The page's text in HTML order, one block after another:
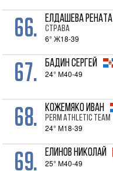
66. ЕЛДАШЕВА Рената
Страва
6° Ж18-39
67. БАДИН Сергей
24° М40-49
68. КОЖЕМЯКО Иван
Perm Athletic Team
24° М18-39
69. ЕЛИНОВ Николай
25° М40-49